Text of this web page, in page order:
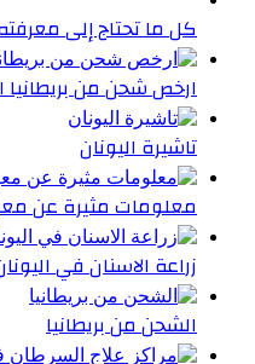
كل ما تحتاج إلى
ارخص شحن من
تاشيرة اليونان
معلومات مثيرة عن
زراعة الاسنان في
الشحن من بريطانيا